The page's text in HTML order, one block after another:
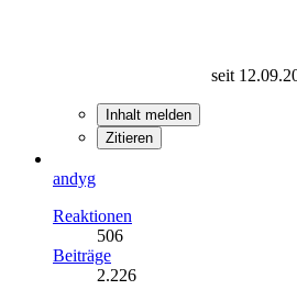
seit
Inhalt melden
Zitieren
andyg
Reaktionen
506
Beiträge
2.226